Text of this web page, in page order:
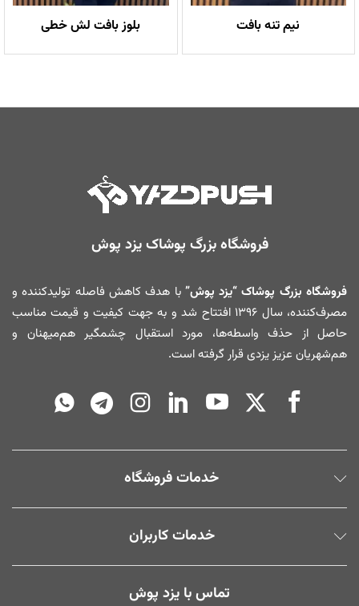
نیم تنه بافت بلوز بافت لش خطی
فروشگاه بزرگ پوشاک یزد پوش
فروشگاه بزرگ پوشاک “یزد پوش” با هدف کاهش فاصله تولیدکننده و
مصرف‌کننده، سال ۱۳۹۶ افتتاح شد و به جهت کیفیت و قیمت مناسب
حاصل از حذف واسطه‌ها، مورد استقبال چشمگیر هم‌میهنان و
هم‌شهریان عزیز یزدی قرار گرفته است.
خدمات فروشگاه
خدمات کاربران
تماس با یزد پوش